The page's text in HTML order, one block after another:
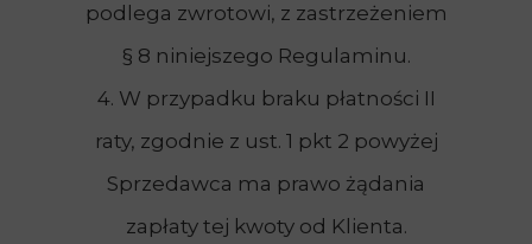
podlega zwrotowi, z zastrzeżeniem
§ 8 niniejszego Regulaminu.
4. W przypadku braku płatności II
raty, zgodnie z ust. 1 pkt 2 powyżej
Sprzedawca ma prawo żądania
zapłaty tej kwoty od Klienta.